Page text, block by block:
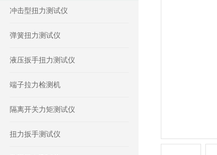
冲击型扭力测试仪
弹簧扭力测试仪
液压扳手扭力测试仪
端子拉力检测机
隔离开关力矩测试仪
扭力扳手测试仪